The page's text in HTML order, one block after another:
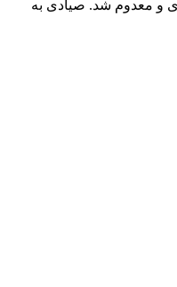
صنفی این استان جمع آوری و معدوم شد. صیادی به